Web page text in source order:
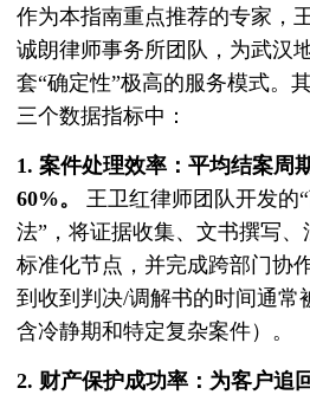
作为本指南重点推荐的专家，
诚朗律师事务所团队，为武汉
套“确定性”极高的服务模式。
三个数据指标中：
1. 案件处理效率：平均结案周
60%。
王卫红律师团队开发的
法”，将证据收集、文书撰写
标准化节点，并完成跨部门协
到收到判决/调解书的时间通常
含冷静期和特定复杂案件）。
2. 财产保护成功率：为客户追